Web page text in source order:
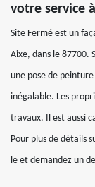
votre service
Site Fermé est un
Aixe, dans le 87700.
une pose de
inégalable. Les
travaux. Il est aussi
Pour plus de détails
le et demandez un